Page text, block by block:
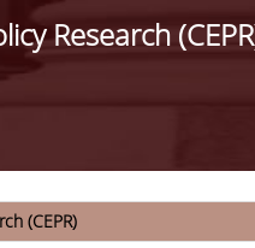
Research
(CEPR)